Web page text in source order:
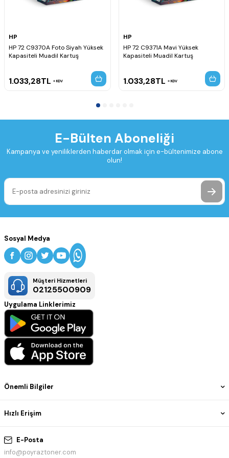
HP
HP 72 C9370A Foto Siyah Yüksek
Kapasiteli Muadil Kartuş
1.033,28TL KDV
HP
HP 72 C9371A Mavi Yüksek
Kapasiteli Muadil Kartuş
1.033,28TL KDV
E-Bülten Aboneliği
Kampanya ve yeniliklerden haberdar olmak için e-bültenimize abone
olun!
E-Posta
info@poyraztoner.com
Önemli Bilgiler
Hızlı Erişim
Sosyal Medya
Müşteri Hizmetleri
02125500909
Uygulama Linklerimiz